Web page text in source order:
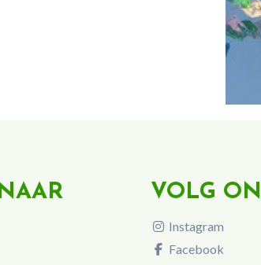
VOLG
Instagram
Facebook